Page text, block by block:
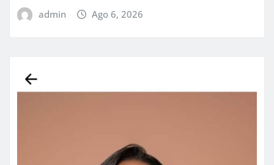
admin Ago 6, 2026